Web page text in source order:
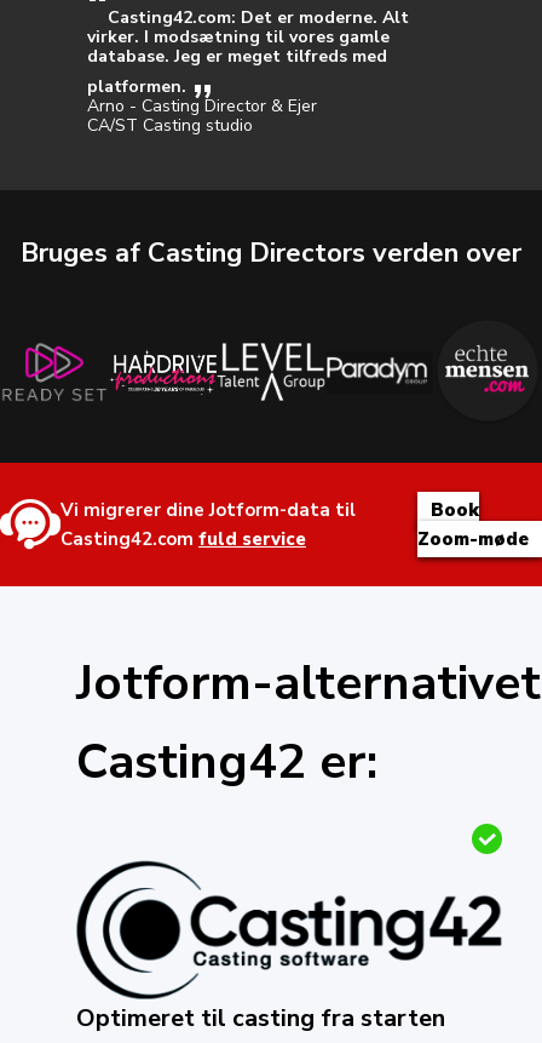
Casting42.com: Det er moderne. Alt
virker. I modsætning til vores gamle
database. Jeg er meget tilfreds med
platformen.
Arno - Casting Director & Ejer
CA/ST Casting studio
Bruges af Casting Directors verden over
Vi migrerer dine Jotform-data til
Casting42.com fuld service
Book
Zoom-møde
Jotform-alternativet
Casting42 er:
Optimeret til casting fra starten